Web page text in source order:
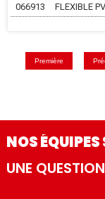
066913
FLEXIBLE
Première
NOS
UNE